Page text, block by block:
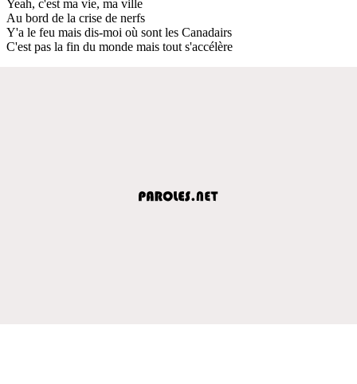
Yeah, c'est ma vie, ma ville
Au bord de la crise de nerfs
Y'a le feu mais dis-moi où sont les Canadairs
C'est pas la fin du monde mais tout s'accélère